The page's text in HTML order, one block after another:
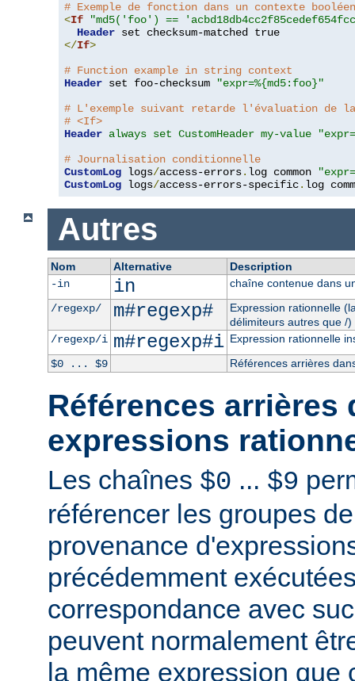
# Exemple de fonction dans un contexte booléen
<If
"md5('foo') ==
Header
</If>
# Function example in string context
Header set foo-checksum
"expr=%{md5:foo}"
# L'exemple suivant retarde l'évaluation de
# <If>
Header always set CustomHeader my-value
# Journalisation conditionnelle
CustomLog logs/access-errors. log common
CustomLog logs/access-errors-specific. log
Autres
Nom Alternative
Description
-in
in
chaîne contenue dans
/regexp/
m#regexp#
Expression rationnelle
délimiteurs autres que /)
/regexp/i m#regexp#i Expression rationnelle
$0 ... $9
Références arrières
Références arrières
expressions
Les chaînes $0 ... $9
référencer les groupes
provenance
précédemment
correspondance avec
peuvent normalement
la même expression que